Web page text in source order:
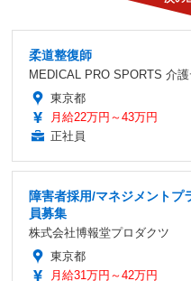
柔道整復師
MEDICAL PRO SPORTS 介
東京都
月給22万円～43万円
正社員
障害者採用/マネジメントプ
員募集
株式会社博報堂プロダクツ
東京都
月給31万円～42万円